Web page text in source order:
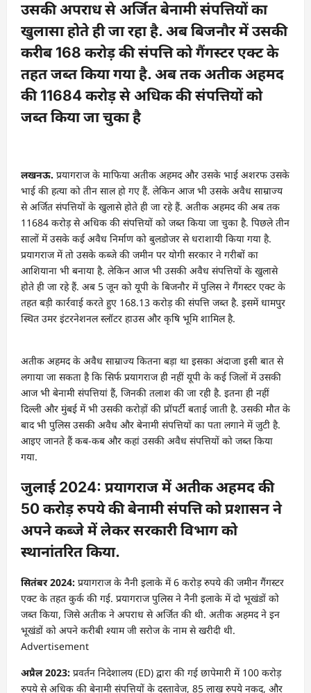
उसकी अपराध से अर्जित बेनामी संपत्तियों का
खुलासा होते ही जा रहा है. अब बिजनौर में उसकी
करीब 168 करोड़ की संपत्ति को गैंगस्टर एक्ट के
तहत जब्त किया गया है. अब तक अतीक अहमद
की 11684 करोड़ से अधिक की संपत्तियों को
जब्त किया जा चुका है
लखनऊ. प्रयागराज के माफिया अतीक अहमद और उसके भाई अशरफ उसके
भाई की हत्या को तीन साल हो गए हैं. लेकिन आज भी उसके अवैध साम्राज्य
से अर्जित संपत्तियों के खुलासे होते ही जा रहे हैं. अतीक अहमद की अब तक
11684 करोड़ से अधिक की संपत्तियों को जब्त किया जा चुका है. पिछले तीन
सालों में उसके कई अवैध निर्माण को बुलडोजर से धराशायी किया गया है.
प्रयागराज में तो उसके कब्जे की जमीन पर योगी सरकार ने गरीबों का
आशियाना भी बनाया है. लेकिन आज भी उसकी अवैध संपत्तियों के खुलासे
होते ही जा रहे हैं. अब 5 जून को यूपी के बिजनौर में पुलिस ने गैंगस्टर एक्ट के
तहत बड़ी कार्रवाई करते हुए 168.13 करोड़ की संपत्ति जब्त है. इसमें धामपुर
स्थित उमर इंटरनेशनल स्लॉटर हाउस और कृषि भूमि शामिल है.
अतीक अहमद के अवैध साम्राज्य कितना बड़ा था इसका अंदाजा इसी बात से
लगाया जा सकता है कि सिर्फ प्रयागराज ही नहीं यूपी के कई जिलों में उसकी
आज भी बेनामी संपत्तियां हैं, जिनकी तलाश की जा रही है. इतना ही नहीं
दिल्ली और मुंबई में भी उसकी करोड़ों की प्रॉपर्टी बताई जाती है. उसकी मौत के
बाद भी पुलिस उसकी अवैध और बेनामी संपत्तियों का पता लगाने में जुटी है.
आइए जानते हैं कब-कब और कहां उसकी अवैध संपत्तियों को जब्त किया
गया.
जुलाई 2024: प्रयागराज में अतीक अहमद की
50 करोड़ रुपये की बेनामी संपत्ति को प्रशासन ने
अपने कब्जे में लेकर सरकारी विभाग को
स्थानांतरित किया.
सितंबर 2024: प्रयागराज के नैनी इलाके में 6 करोड़ रुपये की जमीन गैंगस्टर
एक्ट के तहत कुर्क की गई. प्रयागराज पुलिस ने नैनी इलाके में दो भूखंडों को
जब्त किया, जिसे अतीक ने अपराध से अर्जित की थी. अतीक अहमद ने इन
भूखंडों को अपने करीबी श्याम जी सरोज के नाम से खरीदी थी.
Advertisement
अप्रैल 2023: प्रवर्तन निदेशालय (ED) द्वारा की गई छापेमारी में 100 करोड़
रुपये से अधिक की बेनामी संपत्तियों के दस्तावेज, 85 लाख रुपये नकद, और